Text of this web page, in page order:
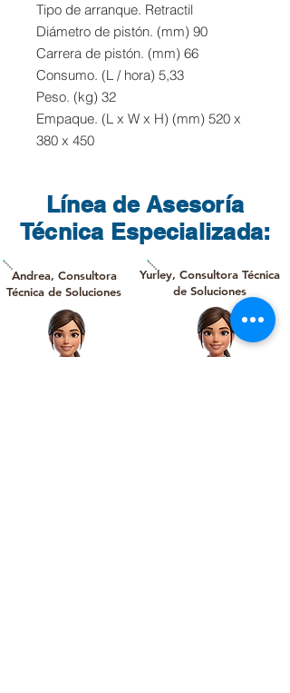
Tipo de arranque. Retractil
Diámetro de pistón. (mm) 90
Carrera de pistón. (mm) 66
Consumo. (L / hora) 5,33
Peso. (kg) 32
Empaque. (L x W x H) (mm) 520 x
380 x 450
Línea de Asesoría
Técnica Especializada:
Andrea, Consultora
Técnica de Soluciones
Yurley, Consultora Técnica
de Soluciones